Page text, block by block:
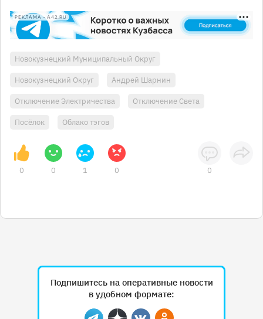
РЕКЛАМА • A42.RU
Новокузнецкий Муниципальный Округ
Новокузнецкий Округ Андрей Шарнин
Отключение Электричества Отключение Света
Посёлок Облако тэгов
0 0 1 0 0
Подпишитесь на оперативные новости
в удобном формате: